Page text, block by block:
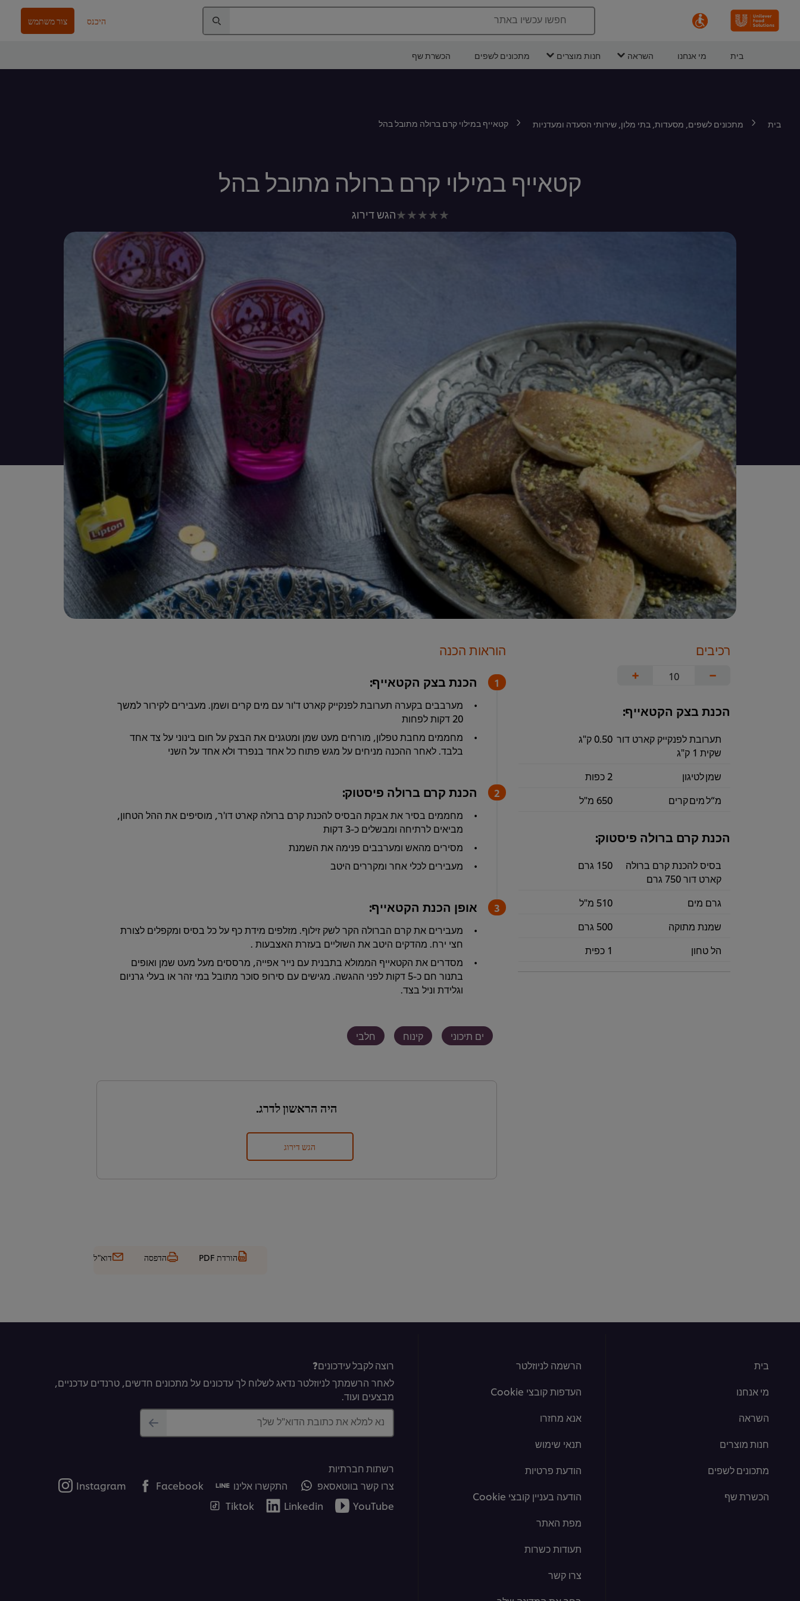
חפשו עכשיו באתר היכנס צור משתמש
בית מי אנחנו השראה חנות מוצרים מתכונים לשפים הכשרת שף
בית מתכונים לשפים, מסעדות, בתי מלון, שירותי הסעדה ומעדניות קטאייף במילוי קרם ברולה מתובל בהל
קטאייף במילוי קרם ברולה מתובל בהל
לא
נשלחו
הגש דירוג
רכיבים
−
+
הכנת בצק הקטאייף:
תערובת לפנקייק קארט דור
שקית 1 ק"ג
0.50 ק"ג
שמן לטיגון
2 כפות
מ“ל מים קרים
650 מ"ל
הכנת קרם ברולה פיסטוק:
בסיס להכנת קרם ברולה
קארט דור 750 גרם
150 גרם
גרם מים
510 מ"ל
שמנת מתוקה
500 גרם
הל טחון
1 כפית
הוראות הכנה
הכנת בצק הקטאייף:
מערבבים בקערה תערובת לפנקייק קארט ד'ור עם מים קרים ושמן. מעבירים לקירור למשך
20 דקות לפחות
מחממים מחבת טפלון, מורחים מעט שמן ומטגנים את הבצק על חום בינוני על צד אחד
בלבד. לאחר ההכנה מניחים על מגש פתוח כל אחד בנפרד ולא אחד על השני
הכנת קרם ברולה פיסטוק:
מחממים בסיר את אבקת הבסיס להכנת קרם ברולה קארט דו'ר, מוסיפים את ההל הטחון,
מביאים לרתיחה ומבשלים כ-3 דקות
מסירים מהאש ומערבבים פנימה את השמנת
מעבירים לכלי אחר ומקררים היטב
אופן הכנת הקטאייף:
מעבירים את קרם הברולה הקר לשק זילוף. מזלפים מידת כף על כל בסיס ומקפלים לצורת
חצי ירח. מהדקים היטב את השוליים בעזרת האצבעות .
מסדרים את הקטאייף הממולא בתבנית עם נייר אפייה, מרססים מעל מעט שמן ואופים
בתנור חם כ-5 דקות לפני ההגשה. מגישים עם סירופ סוכר מתובל במי זהר או בעלי גרניום
וגלידת וניל בצד.
ים תיכוני קינוח חלבי
היה הראשון לדרג.
הגש דירוג
הורדת PDF הדפסה דוא"ל
בית
מי אנחנו
השראה
חנות מוצרים
מתכונים לשפים
הכשרת שף
הרשמה לניוזלטר
העדפות קובצי Cookie
אנא מחזרו
תנאי שימוש
הודעת פרטיות
הודעה בעניין קובצי Cookie
מפת האתר
תעודות כשרות
צרו קשר
רוצה לקבל עידכונים?
לאחר הרשמתך לניוזלטר נדאג לשלוח לך עדכונים על מתכונים חדשים, טרנדים עדכניים,
מבצעים ועוד.
נא למלא את כתובת הדוא"ל שלך
רשתות חברתיות
צרו קשר בווטאסאפ
התקשרו אלינו Facebook
Instagram
YouTube
Linkedin
Tiktok